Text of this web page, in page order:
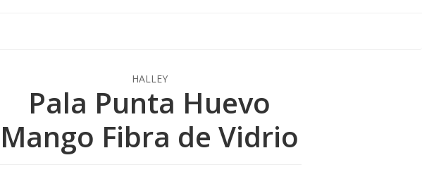
HALLEY
Pala Punta Huevo
Mango Fibra de Vidrio